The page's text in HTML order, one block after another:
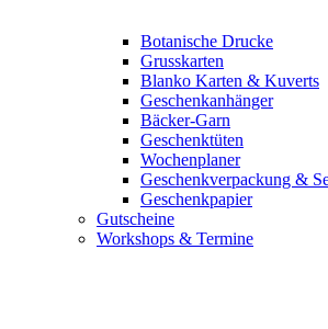
Botanische Drucke
Grusskarten
Blanko Karten & Kuverts
Geschenkanhänger
Bäcker-Garn
Geschenktüten
Wochenplaner
Geschenkverpackung &
Geschenkpapier
Gutscheine
Workshops & Termine